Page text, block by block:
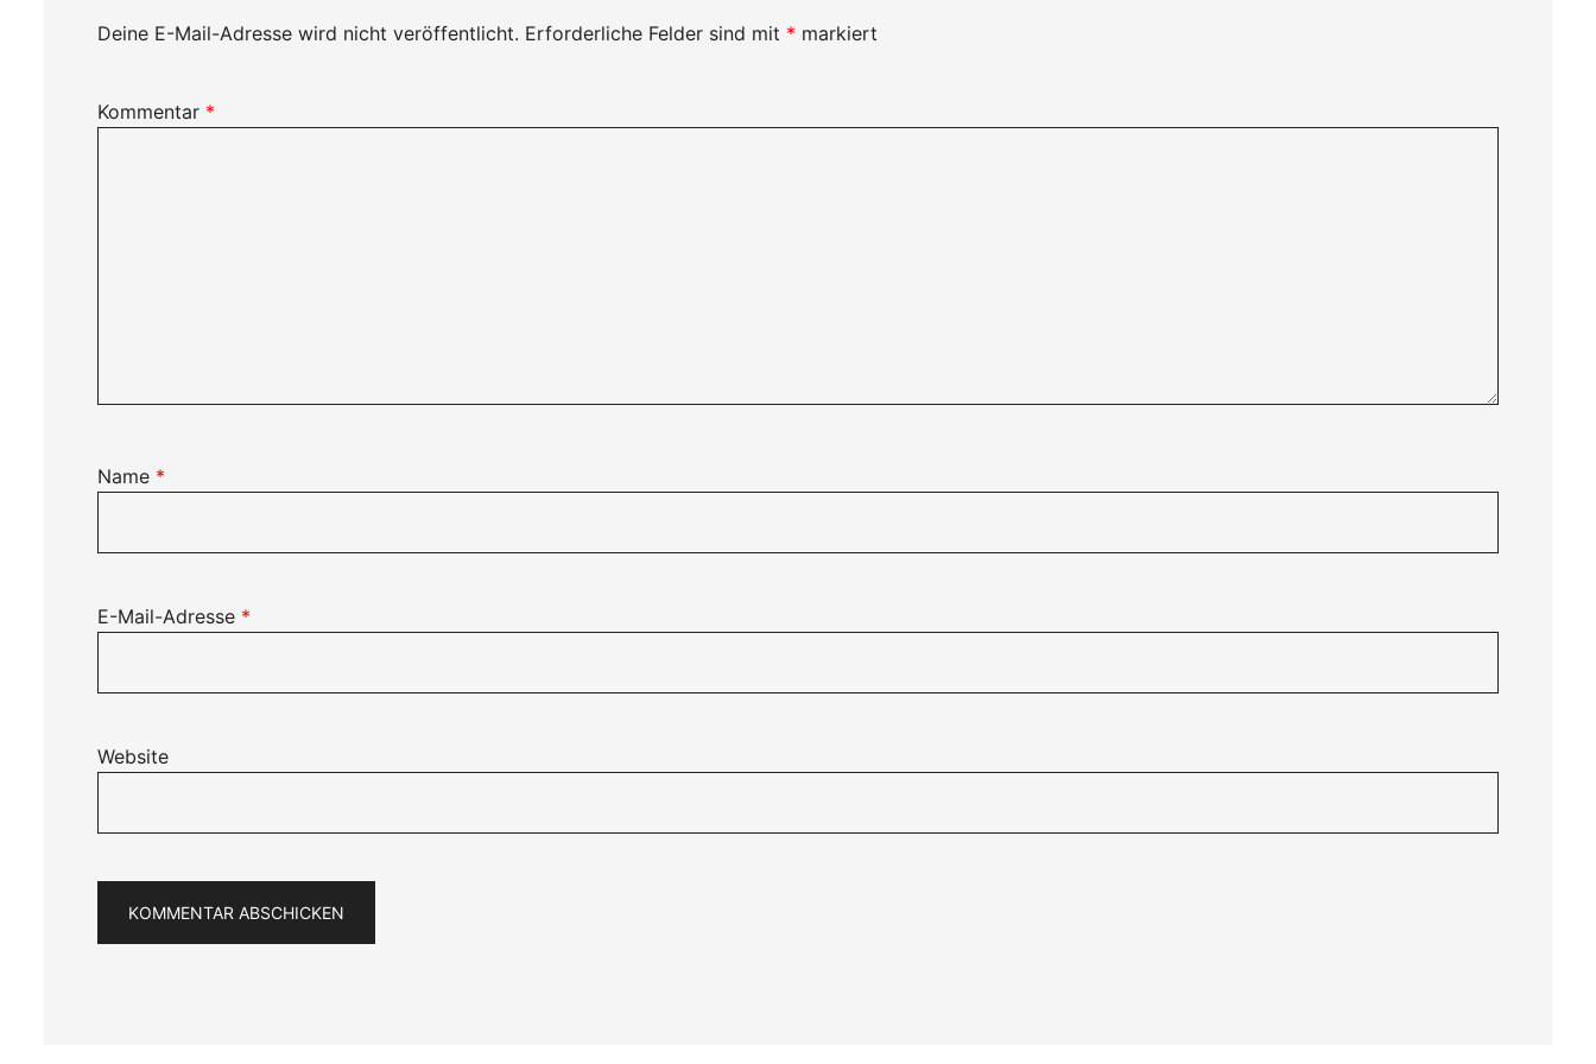
Deine E-Mail-Adresse wird nicht veröffentlicht. Erforderliche Felder sind mit * markiert
Kommentar *
Name *
E-Mail-Adresse *
Website